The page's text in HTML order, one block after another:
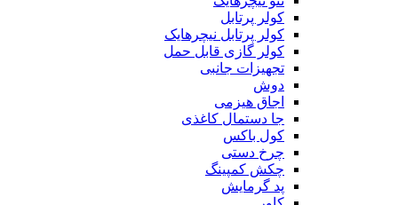
کولر پرتابل
کولر پرتابل نیچرهایک
کولر گازی قابل حمل
تجهیزات جانبی
دوش
اجاق هیزمی
جا دستمال کاغذی
کول باکس
چرخ دستی
چکش کمپینگ
پد گرمایش